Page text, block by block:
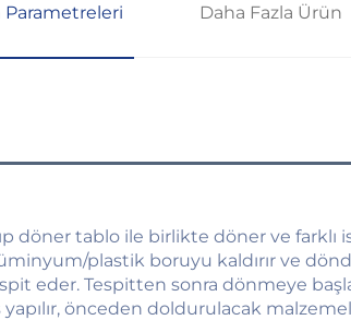
Parametreleri Daha Fazla Ürün
döner tablo ile birlikte döner ve
plastik boruyu kaldırır ve
eder. Tespitten sonra dönmeye
önceden doldurulacak